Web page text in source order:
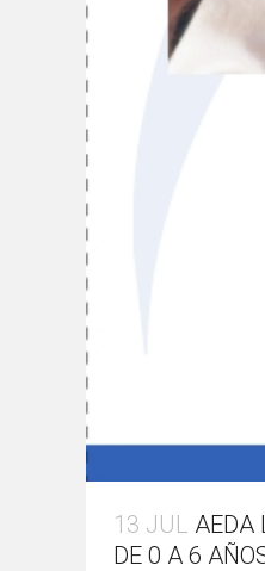
13 JUL AEDA
DE 0 A 6